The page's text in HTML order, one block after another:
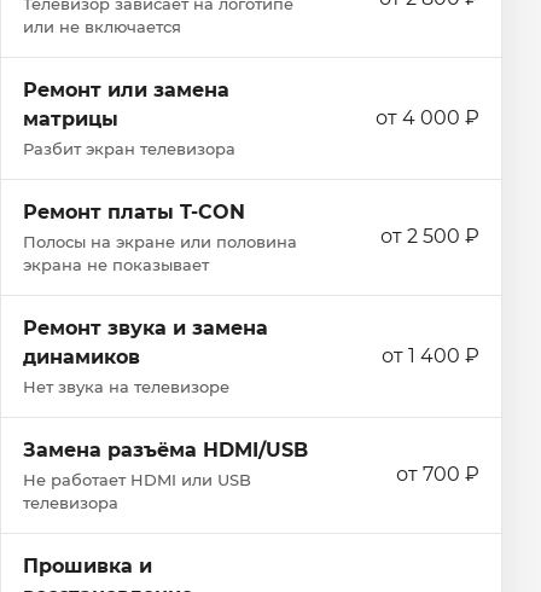
Телевизор зависает на логотипе
или не включается
Ремонт или замена
матрицы
Разбит экран телевизора
от 4 000 ₽
Ремонт платы T-CON
Полосы на экране или половина
экрана не показывает
от 2 500 ₽
Ремонт звука и замена
динамиков
Нет звука на телевизоре
от 1 400 ₽
Замена разъёма HDMI/USB
Не работает HDMI или USB
телевизора
от 700 ₽
Прошивка и